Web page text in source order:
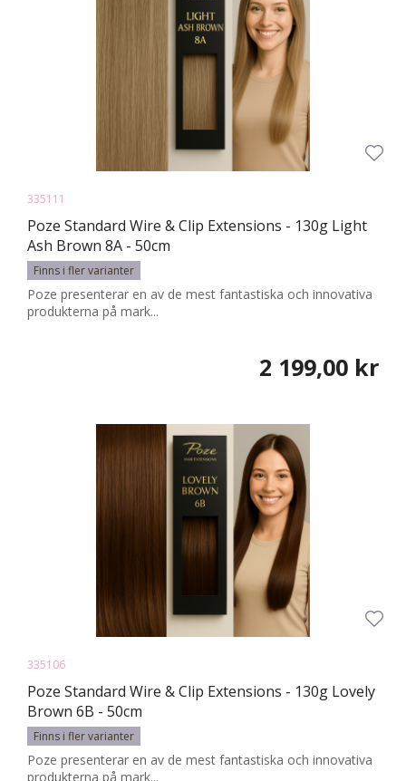
335111
Poze Standard Wire & Clip Extensions - 130g Light
Ash Brown 8A - 50cm
Finns i fler varianter
Poze presenterar en av de mest fantastiska och innovativa
produkterna på mark...
2 199,00 kr
335106
Poze Standard Wire & Clip Extensions - 130g Lovely
Brown 6B - 50cm
Finns i fler varianter
Poze presenterar en av de mest fantastiska och innovativa
produkterna på mark...